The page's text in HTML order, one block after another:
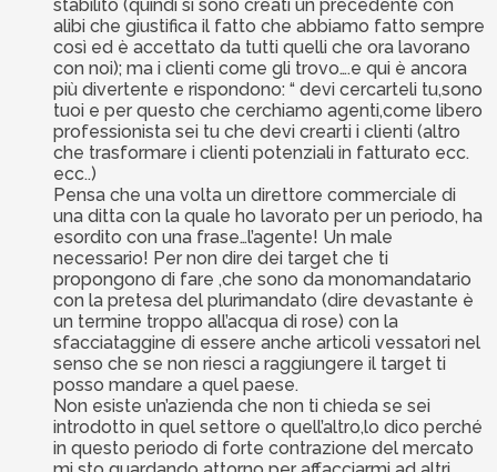
stabilito (quindi si sono creati un precedente con
alibi che giustifica il fatto che abbiamo fatto sempre
così ed è accettato da tutti quelli che ora lavorano
con noi); ma i clienti come gli trovo….e qui è ancora
più divertente e rispondono: “ devi cercarteli tu,sono
tuoi e per questo che cerchiamo agenti,come libero
professionista sei tu che devi crearti i clienti (altro
che trasformare i clienti potenziali in fatturato ecc.
ecc..)
Pensa che una volta un direttore commerciale di
una ditta con la quale ho lavorato per un periodo, ha
esordito con una frase…l’agente! Un male
necessario! Per non dire dei target che ti
propongono di fare ,che sono da monomandatario
con la pretesa del plurimandato (dire devastante è
un termine troppo all’acqua di rose) con la
sfacciataggine di essere anche articoli vessatori nel
senso che se non riesci a raggiungere il target ti
posso mandare a quel paese.
Non esiste un’azienda che non ti chieda se sei
introdotto in quel settore o quell’altro,lo dico perché
in questo periodo di forte contrazione del mercato